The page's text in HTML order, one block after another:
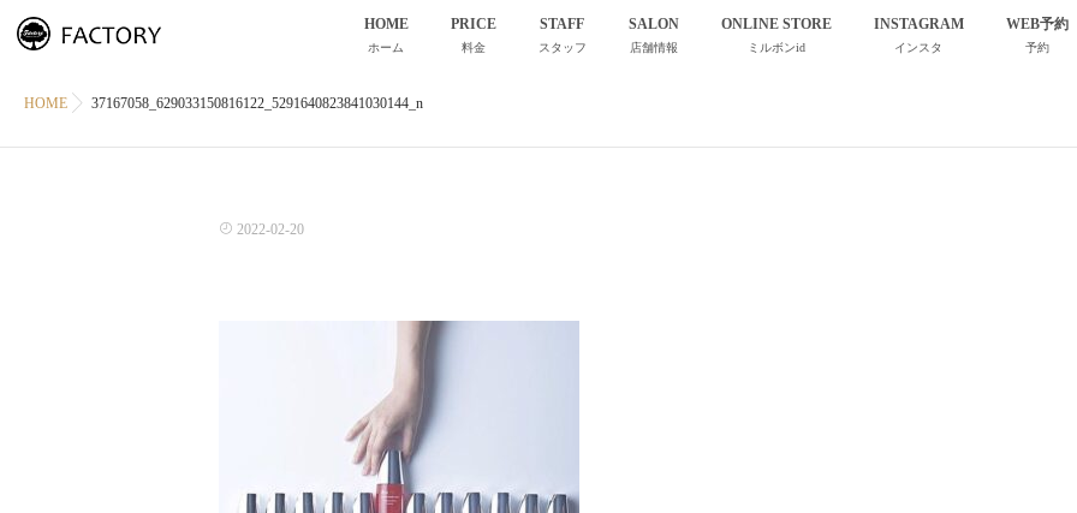
HOME
ホーム
PRICE
料金
STAFF
スタッフ
SALON
店舗情報
ONLINE STORE
ミルボンid
INSTAGRAM
インスタ
WEB予約
予約
HOME 37167058_629033150816122_5291640823841030144_n
2022-02-20